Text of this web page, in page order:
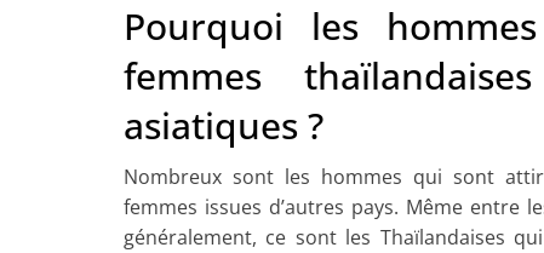
Pourquoi les
femmes
asiatiques ?
Nombreux sont les hommes qui sont
femmes issues d’autres pays. Même entre
généralement, ce sont les Thaïlandaises